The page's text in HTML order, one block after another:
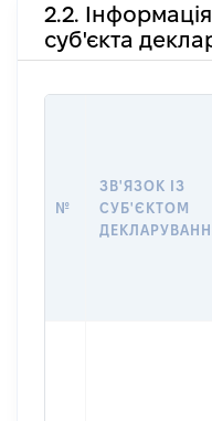
2.2.
суб'єкта
№
ЗВ'ЯЗОК ІЗ
СУБ'ЄКТОМ